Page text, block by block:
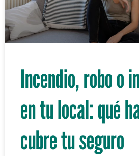
Incendio, robo o
en tu local: qué
cubre tu seguro